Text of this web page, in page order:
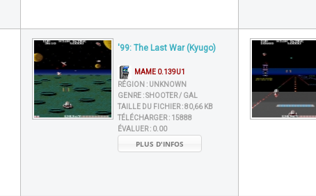
'99: The Last War (Kyugo)
MAME 0.139U1
RÉGION : UNKNOWN
GENRE :SHOOTER / GAL
TAILLE DU FICHIER :80,66 KB
TÉLÉCHARGER : 15888
ÉVALUER : 0.00
PLUS D'INFOS